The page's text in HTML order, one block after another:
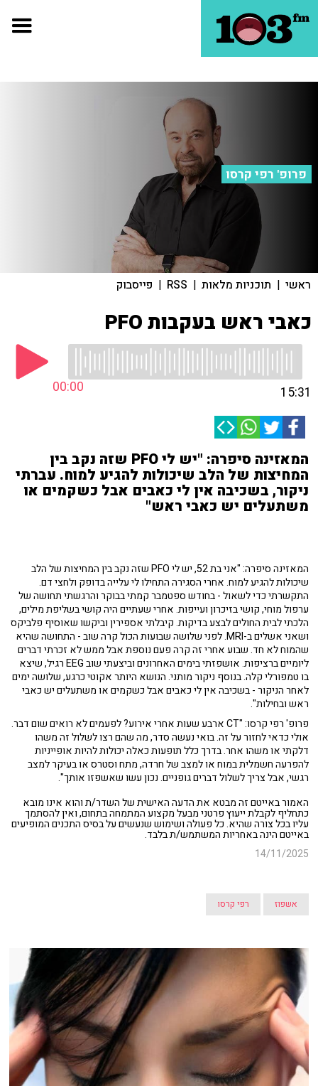
פרופ' רפי קרסו
ראשי | תוכניות מלאות |
RSS
| פייסבוק
כאבי ראש בעקבות PFO
00:00 15:31
המאזינה סיפרה: "יש לי PFO שזה נקב בין
המחיצות של הלב שיכולות להגיע למוח. עברתי
ניקור, בשכיבה אין לי כאבים אבל כשקמים או
משתעלים יש כאבי ראש"
המאזינה סיפרה: "אני בת 52, יש לי PFO שזה נקב בין המחיצות של הלב
שיכולות להגיע למוח. אחרי הסגירה התחילו לי עלייה בדופק ולחצי דם.
התקשרתי כדי לשאול - בחודש ספטמבר קמתי בבוקר והרגשתי תחושה של
ערפול מוחי, קושי בזיכרון ועייפות. אחרי שעתיים היה קושי בשליפת מילים,
הלכתי לבית החולים לבצע בדיקות. קיבלתי אספירין וביקשו שאוסיף פלביקס
ושאני אשלים ב-MRI. לפני שלושה שבועות הכול קרה שוב - התחושה שהיא
שהמוח לא חד. שבוע אחרי זה קרה פעם נוספת אבל ממש לא זכרתי דברים
ליומיים ברציפות. אושפזתי בימים האחרונים וביצעתי שוב EEG רגיל, שיצא
בו טמפורלי קלה. בנוסף ניקור מותני. הנושא היותר אקוטי כרגע, שלושה ימים
לאחר הניקור - בשכיבה אין לי כאבים אבל כשקמים או משתעלים יש כאבי
ראש ובחילות".
פרופ' רפי קרסו: "CT ארבע שעות אחרי אירוע? לפעמים לא רואים שום דבר.
אולי כדאי לחזור על זה. בואי נעשה סדר, מה שהם רצו לשלול זה משהו
דלקתי או משהו אחר. בדרך כלל תופעות כאלה יכולות להיות אופייניות
להפרעה חשמלית במוח או למצב של חרדה, מתח וסטרס או בעיקר למצב
רגשי, אבל צריך לשלול דברים גופניים. נכון עשו שאשפזו אותך".
האמור באייטם זה מבטא את הדעה האישית של השדר/ת והוא אינו מובא
כתחליף לקבלת ייעוץ פרטני מבעל מקצוע המתמחה בתחום, ואין להסתמך
עליו בכל צורה שהיא. כל פעולה ושימוש שנעשים על בסיס התכנים המופיעים
באייטם הינה באחריות המשתמש/ת בלבד.
14/11/2025
אשפוז רפי קרסו